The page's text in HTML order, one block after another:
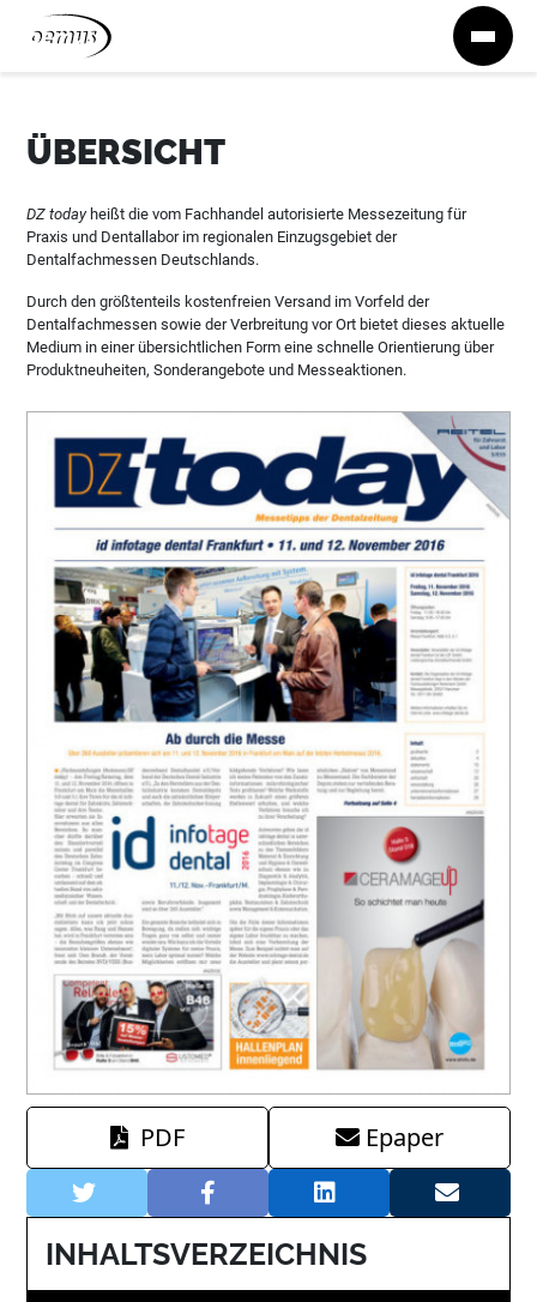
Zum Inhalt springen
ÜBERSICHT
DZ todayheißt die vom Fachhandel autorisierte Messezeitung für
Praxis und Dentallabor im regionalen Einzugsgebiet der
Dentalfachmessen Deutschlands.
Durch den größtenteils kostenfreien Versand im Vorfeld der
Dentalfachmessen sowie der Verbreitung vor Ort bietet dieses aktuelle
Medium in einer übersichtlichen Form eine schnelle Orientierung über
Produktneuheiten, Sonderangebote und Messeaktionen.
PDF Epaper
INHALTSVERZEICHNIS